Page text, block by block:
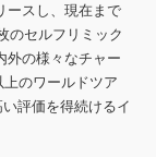
ースし、現在まで
のセルフリミック
外の様々なチャー
のワールドツア
評価を得続けるイ